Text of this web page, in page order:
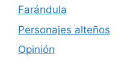
Farándula
Personajes alteños
Opinión